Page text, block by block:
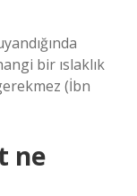
bir ıslaklık
(İbn
ne